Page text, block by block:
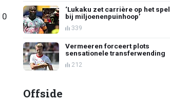
‘Lukaku zet carrière op het spel
bij miljoenenpuinhoop’
339
Vermeeren forceert plots
sensationele transferwending
212
Offside